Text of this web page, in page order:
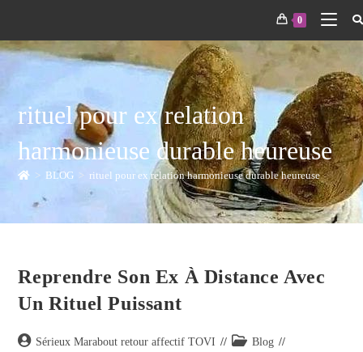
0
rituel pour ex relation
harmonieuse durable heureuse
> BLOG > rituel pour ex relation harmonieuse durable heureuse
Reprendre Son Ex À Distance Avec
Un Rituel Puissant
Sérieux Marabout retour affectif TOVI
Blog